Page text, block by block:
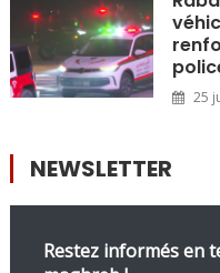
25
NEWSLETTER
Restez informés en